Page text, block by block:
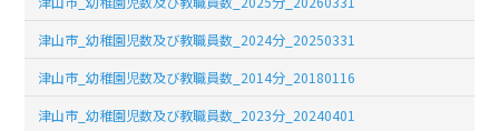
津山市_幼稚園児数及び教職員数_2024分_20250331
津山市_幼稚園児数及び教職員数_2014分_20180116
津山市_幼稚園児数及び教職員数_2023分_20240401